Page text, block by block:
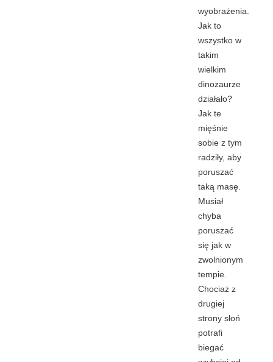
wyobrażenia.
Jak to
wszystko w
takim
wielkim
dinozaurze
działało?
Jak te
mięśnie
sobie z tym
radziły, aby
poruszać
taką masę.
Musiał
chyba
poruszać
się jak w
zwolnionym
tempie.
Chociaż z
drugiej
strony słoń
potrafi
biegać